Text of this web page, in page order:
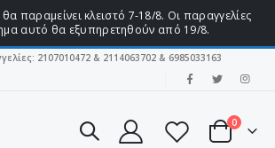
παραμείνει κλειστό 7-18/8. Οι παραγγελίες
αυτό θα εξυπηρετηθούν από 19/8.
2107010472 & 2114063702 & 6985033163
Cart
0